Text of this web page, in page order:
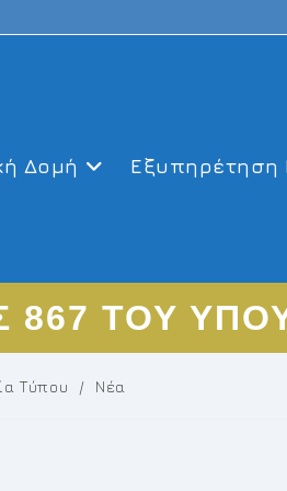
Δομή Εξυπηρέτηση
867 ΤΟΥ
Τύπου / Νέα